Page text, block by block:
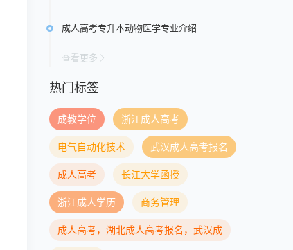
成人高考专升本动物医学专业介绍
查看更多
热门标签
成教学位 浙江成人高考
电气自动化技术 武汉成人高考报名
成人高考 长江大学函授
浙江成人学历 商务管理
成人高考，湖北成人高考报名，武汉成